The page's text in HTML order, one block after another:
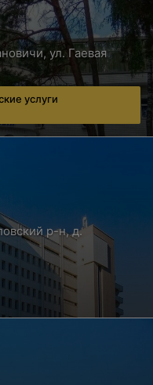
ул. Гаевая
услуги
р-н, д.